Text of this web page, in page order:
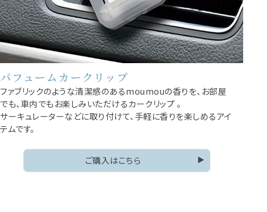
パフュームカークリップ
ファブリックのような清潔感のあるmoumouの香りを、お部屋
でも、車内でもお楽しみいただけるカークリップ 。
サーキュレーターなどに取り付けて、手軽に香りを楽しめるアイ
テムです。
ご購入はこちら